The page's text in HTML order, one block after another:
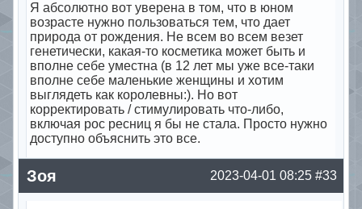
Я абсолютно вот уверена в том, что в юном
возрасте нужно пользоваться тем, что дает
природа от рождения. Не всем во всем везет
генетически, какая-то косметика может быть и
вполне себе уместна (в 12 лет мы уже все-таки
вполне себе маленькие женщины и хотим
выглядеть как королевны:). Но вот
корректировать / стимулировать что-либо,
включая рос ресниц я бы не стала. Просто нужно
доступно объяснить это все.
Offline #33
2023-04-01 08:25
Зоя